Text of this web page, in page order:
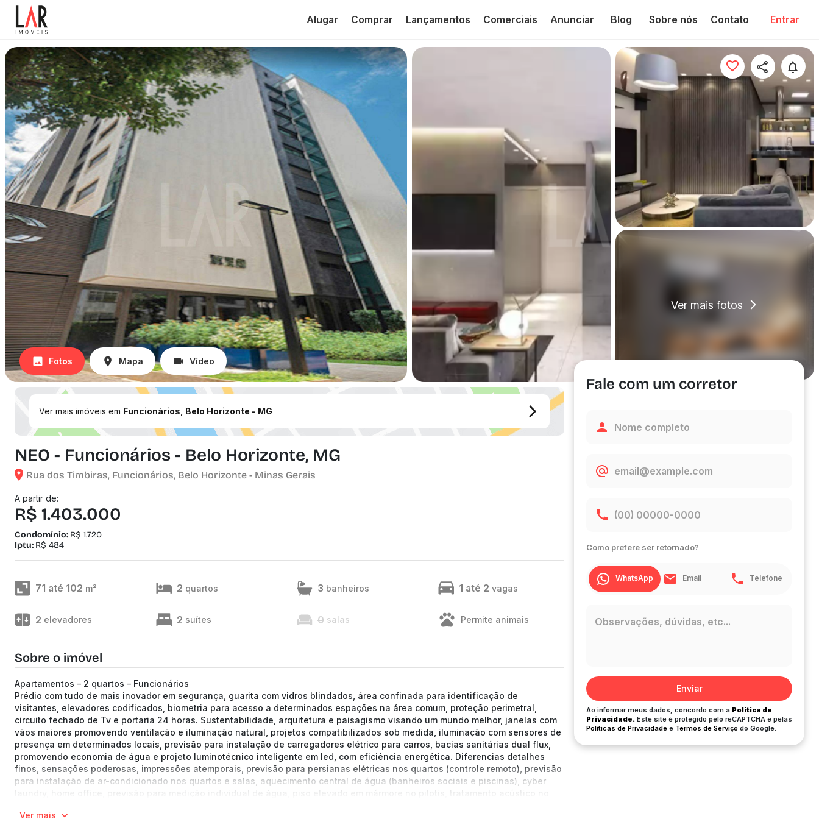
Alugar Comprar Lançamentos Comerciais Anunciar Blog Sobre nós Contato Entrar
Ver mais fotos
Fotos Mapa Vídeo
Ver mais imóveis em Funcionários, Belo Horizonte - MG
NEO - Funcionários - Belo Horizonte, MG
Rua dos Timbiras, Funcionários, Belo Horizonte - Minas Gerais
A partir de:
R$ 1.403.000
Condomínio: R$ 1.720
Iptu: R$ 484
71 até 102 m² 2 quartos 3 banheiros 1 até 2 vagas
2 elevadores 2 suítes 0 salas Permite animais
Sobre o imóvel
Apartamentos – 2 quartos – Funcionários
Prédio com tudo de mais inovador em segurança, guarita com vidros blindados, área confinada para identificação de
visitantes, elevadores codificados, biometria para acesso a determinados espações na área comum, proteção perimetral,
circuito fechado de Tv e portaria 24 horas. Sustentabilidade, arquitetura e paisagismo visando um mundo melhor, janelas com
vãos maiores promovendo ventilação e iluminação natural, projetos compatibilizados sob medida, iluminação com sensores de
presença em determinados locais, previsão para instalação de carregadores elétrico para carros, bacias sanitárias dual flux,
promovendo economia de água e projeto luminotécnico inteligente em led, com eficiência energética. Diferencias detalhes
finos, sensações poderosas, impressões atemporais, previsão para persianas elétricas nos quartos (controle remoto), previsão
para instalação de ar-condicionado nos quartos e salas, aquecimento central de água (banheiros sociais e piscinas), cyber
laundry, home office, previsão para medição individual de água, piso elevado em mármore no pilotis, tratamento acústico no
Ver mais
Fale com um corretor
Como prefere ser retornado?
WhatsApp Email Telefone
Enviar
Ao informar meus dados, concordo com a Política de
Privacidade. Este site é protegido pelo reCAPTCHA e pelas
Políticas de Privacidade e Termos de Serviço do Google.